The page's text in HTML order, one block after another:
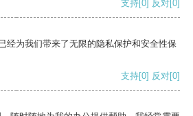
支持 [0] 反对 [0]
经为我们带来了无限的隐私保护和安全性保
支持[0] 反对[0]